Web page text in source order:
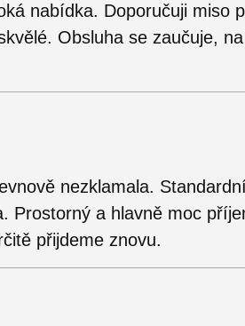
nabídka. Doporučuji miso
Obsluha se zaučuje,
nezklamala.
Prostorný a hlavně moc
přijdeme znovu.